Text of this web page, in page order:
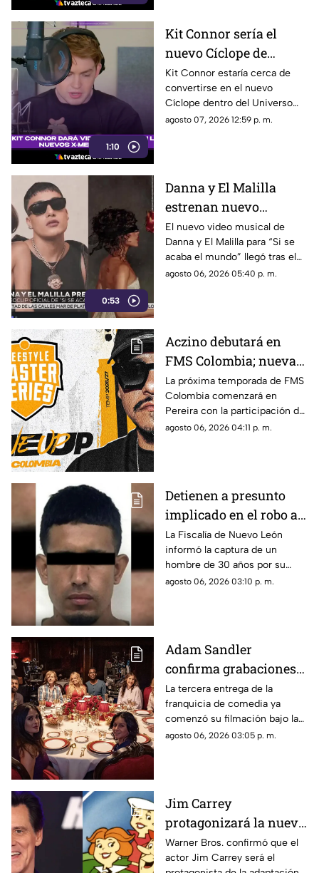
1:10
Kit Connor sería el
nuevo Cíclope de
Marvel: así será su
llegada a los 'X-Men'
Kit Connor estaría cerca de
convertirse en el nuevo
Cíclope dentro del Universo
Cinematográfico de Marvel.
agosto 07, 2026 12:59 p. m.
0:53
Danna y El Malilla
estrenan nuevo
videoclip y aumentan
expectativa entre sus
fans
El nuevo video musical de
Danna y El Malilla para “Si se
acaba el mundo” llegó tras el
buen recibimiento del sencillo
agosto 06, 2026 05:40 p. m.
Aczino debutará en
FMS Colombia; nueva
temporada ya tiene
fecha de inicio
La próxima temporada de FMS
Colombia comenzará en
Pereira con la participación del
mexicano Aczino y el regreso
agosto 06, 2026 04:11 p. m.
Detienen a presunto
implicado en el robo a
la casa de Karely Ruiz;
huellas dactilares
fueron clave
La Fiscalía de Nuevo León
informó la captura de un
hombre de 30 años por su
presunta participación en el
agosto 06, 2026 03:10 p. m.
Adam Sandler
confirma grabaciones
de 'Son Como Niños 3';
vuelve elenco original
La tercera entrega de la
franquicia de comedia ya
comenzó su filmación bajo la
producción de Netflix.
agosto 06, 2026 03:05 p. m.
Jim Carrey
protagonizará la nueva
película live-action de
'Los Supersónicos'
Warner Bros. confirmó que el
actor Jim Carrey será el